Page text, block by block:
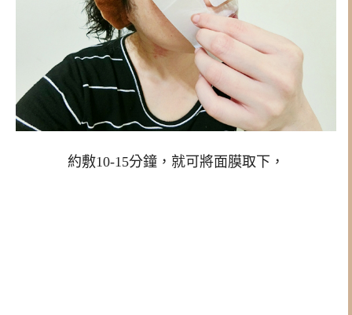
約敷10-15分鐘，就可將面膜取下，